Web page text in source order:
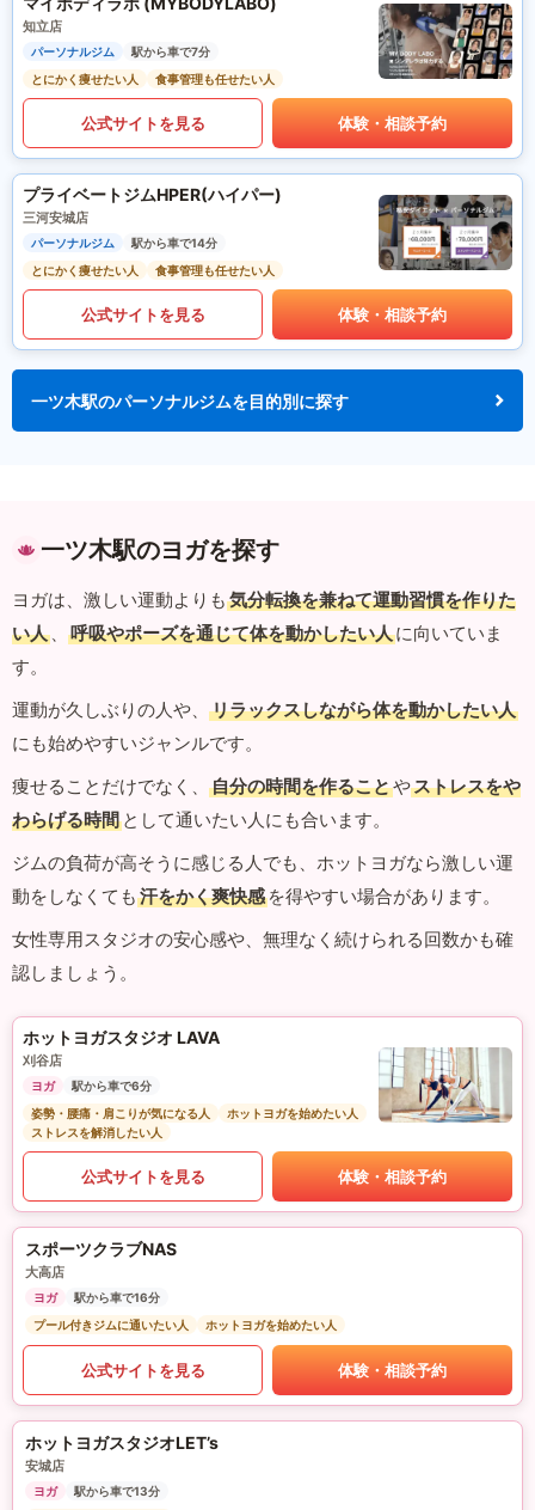
知立店
パーソナルジム
駅から車で7分
とにかく痩せたい人
食事管理も任せたい人
公式サイトを見る 体験・相談予約
プライベートジムHPER(ハイパー)
三河安城店
パーソナルジム
駅から車で14分
とにかく痩せたい人
食事管理も任せたい人
公式サイトを見る 体験・相談予約
一ツ木駅のパーソナルジムを目的別に探す
一ツ木駅のヨガを探す
ヨガは、激しい運動よりも 気分転換を兼ねて運動習慣を作りた
い人 、 呼吸やポーズを通じて体を動かしたい人に向いていま
す。
運動が久しぶりの人や、
リラックスしながら体を動かしたい人
にも始めやすいジャンルです。
痩せることだけでなく、
自分の時間を作ることやストレスをや
わらげる時間 として通いたい人にも合います。
ジムの負荷が高そうに感じる人でも、ホットヨガなら激しい運
動をしなくても 汗をかく爽快感 を得やすい場合があります。
女性専用スタジオの安心感や、無理なく続けられる回数かも確
認しましょう。
ホットヨガスタジオ LAVA
刈谷店
ヨガ
駅から車で6分
姿勢・腰痛・肩こりが気になる人
ホットヨガを始めたい人
ストレスを解消したい人
公式サイトを見る 体験・相談予約
スポーツクラブNAS
大高店
ヨガ
駅から車で16分
プール付きジムに通いたい人
ホットヨガを始めたい人
公式サイトを見る 体験・相談予約
ホットヨガスタジオLET’s
安城店
ヨガ
駅から車で13分